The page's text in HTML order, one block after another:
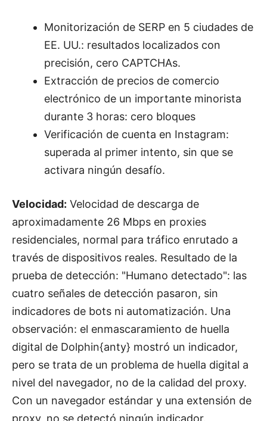
Monitorización de SERP en 5 ciudades de
EE. UU.: resultados localizados con
precisión, cero CAPTCHAs.
Extracción de precios de comercio
electrónico de un importante minorista
durante 3 horas: cero bloques
Verificación de cuenta en Instagram:
superada al primer intento, sin que se
activara ningún desafío.
Velocidad: Velocidad de descarga de
aproximadamente 26 Mbps en proxies
residenciales, normal para tráfico enrutado a
través de dispositivos reales. Resultado de la
prueba de detección: "Humano detectado": las
cuatro señales de detección pasaron, sin
indicadores de bots ni automatización. Una
observación: el enmascaramiento de huella
digital de Dolphin{anty} mostró un indicador,
pero se trata de un problema de huella digital a
nivel del navegador, no de la calidad del proxy.
Con un navegador estándar y una extensión de
proxy, no se detectó ningún indicador.